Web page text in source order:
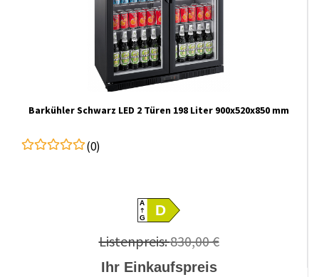
Barkühler Schwarz LED 2 Türen 198 Liter 900x520x850 mm
(0)
A
GD
Listenpreis:830,00 €
Ihr Einkaufspreis